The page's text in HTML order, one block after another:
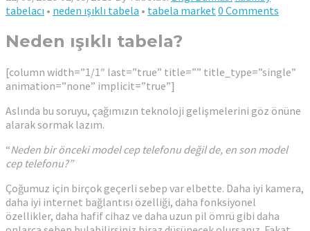
tabelacı • neden ışıklı tabela • tabela market 0 Comments
Neden ışıklı tabela?
[column width=”1/1″ last=”true” title=”” title_type=”single”
animation=”none” implicit=”true”]
Aslında bu soruyu, çağımızın teknoloji gelişmelerini göz önüne
alarak sormak lazım.
“Neden bir önceki model cep telefonu değil de, en son model
cep telefonu?”
Çoğumuz için birçok geçerli sebep var elbette. Daha iyi kamera,
daha iyi internet bağlantısı özelliği, daha fonksiyonel
özellikler, daha hafif cihaz ve daha uzun pil ömrü gibi daha